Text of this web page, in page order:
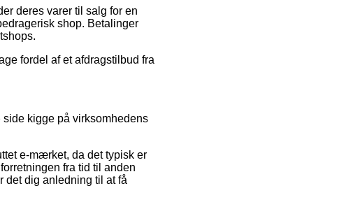
deres varer til salg for en
shop. Betalinger
fordel af et afdragstilbud fra
kigge på virksomhedens
e-mærket, da det typisk er
fra tid til anden
det dig anledning til at få